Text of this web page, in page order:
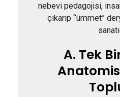
nebevi pedagojisi,
çıkarıp “ümmet”
A. Tek